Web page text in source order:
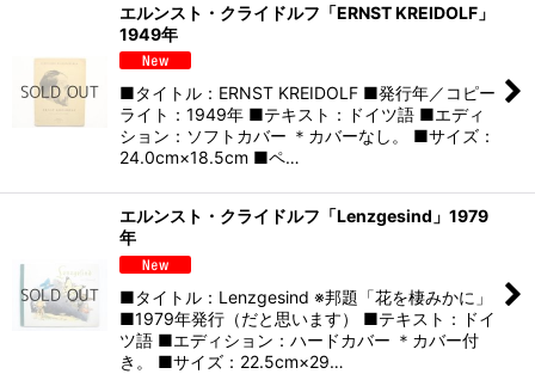
エルンスト・クライドルフ「ERNST KREIDOLF」
1949年
■タイトル：ERNST KREIDOLF ■発行年／コピー
ライト：1949年 ■テキスト：ドイツ語 ■エディ
ション：ソフトカバー ＊カバーなし。 ■サイズ：
24.0cm×18.5cm ■ペ…
エルンスト・クライドルフ「Lenzgesind」1979
年
■タイトル：Lenzgesind ※邦題「花を棲みかに」
■1979年発行（だと思います） ■テキスト：ドイ
ツ語 ■エディション：ハードカバー ＊カバー付
き。 ■サイズ：22.5cm×29…